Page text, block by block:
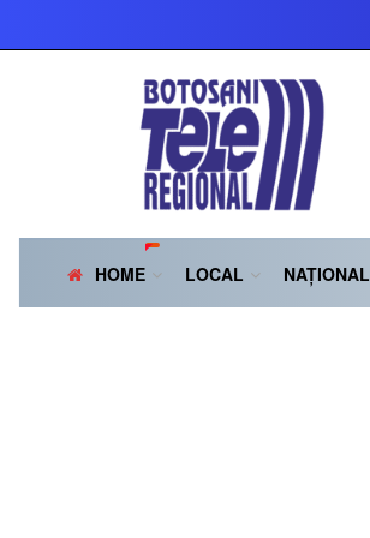
HOME LOCAL NAȚIONAL